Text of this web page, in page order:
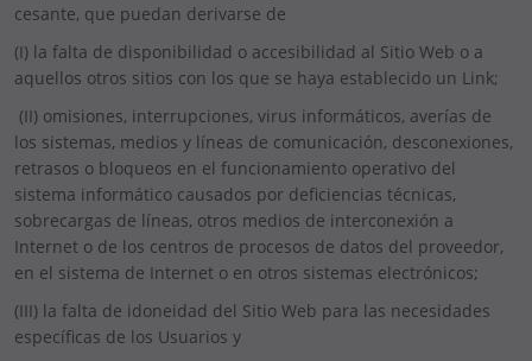
cesante, que puedan derivarse de
(I) la falta de disponibilidad o accesibilidad al Sitio Web o a
aquellos otros sitios con los que se haya establecido un Link;
(II) omisiones, interrupciones, virus informáticos, averías de
los sistemas, medios y líneas de comunicación, desconexiones,
retrasos o bloqueos en el funcionamiento operativo del
sistema informático causados por deficiencias técnicas,
sobrecargas de líneas, otros medios de interconexión a
Internet o de los centros de procesos de datos del proveedor,
en el sistema de Internet o en otros sistemas electrónicos;
(III) la falta de idoneidad del Sitio Web para las necesidades
específicas de los Usuarios y